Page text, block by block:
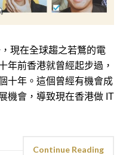
現在全球趨之若鶩的電
年前香港就曾經起步過，
十年。這個曾經有機會成
機會，導致現在香港做 IT
Continue Reading